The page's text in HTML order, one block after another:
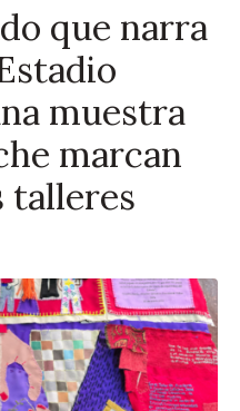
que narra
muestra
marcan
talleres